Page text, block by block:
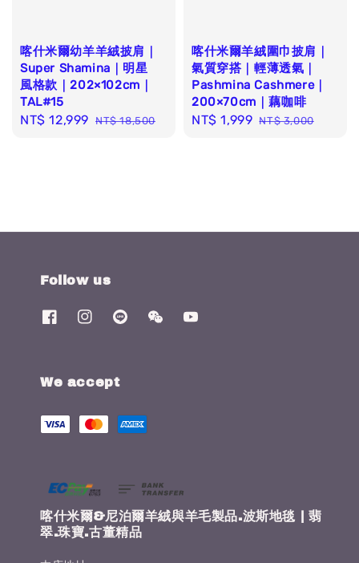
喀什米爾幼羊羊絨披肩｜
Super Shamina｜明星
風格款｜202×102cm｜
TAL#15
Sale
NT$ 12,999 Regular
NT$ 18,500
喀什米爾羊絨圍巾披肩｜
氣質穿搭｜輕薄透氣｜
Pashmina Cashmere｜
200×70cm｜藕咖啡
Sale
NT$ 1,999 Regular
NT$ 3,000
Follow us
We accept
喀什米爾&尼泊爾羊絨與羊毛製品.波斯地毯 | 翡
翠.珠寶.古董精品